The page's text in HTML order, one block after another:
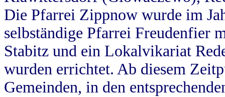
Die Pfarrei Zippnow wurde im
selbständige Pfarrei Freudenfier
Stabitz und ein Lokalvikariat
wurden errichtet. Ab diesem
Gemeinden, in den